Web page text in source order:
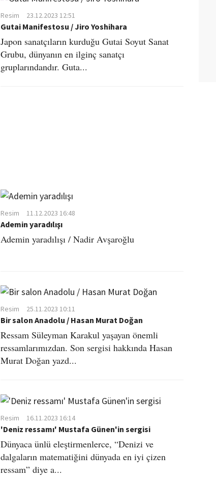
Resim 23.12.2023 12:51
Gutai Manifestosu / Jiro Yoshihara
Japon sanatçıların kurduğu Gutai Soyut Sanat
Grubu, dünyanın en ilginç sanatçı
gruplarındandır. Guta...
Resim 11.12.2023 16:48
Ademin yaradılışı
Ademin yaradılışı / Nadir Avşaroğlu
Resim 25.11.2023 10:11
Bir salon Anadolu / Hasan Murat Doğan
Ressam Süleyman Karakul yaşayan önemli
ressamlarımızdan. Son sergisi hakkında Hasan
Murat Doğan yazd...
Resim 16.11.2023 16:14
'Deniz ressamı' Mustafa Günen'in sergisi
Dünyaca ünlü eleştirmenlerce, “Denizi ve
dalgaların matematiğini dünyada en iyi çizen
ressam” diye a...